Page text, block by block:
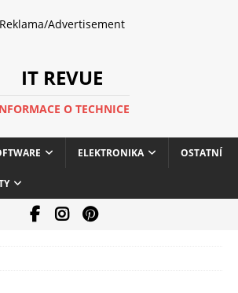
Reklama/Advertisement
IT REVUE
O TECHNICE
ELEKTRONIKA OSTATNÍ